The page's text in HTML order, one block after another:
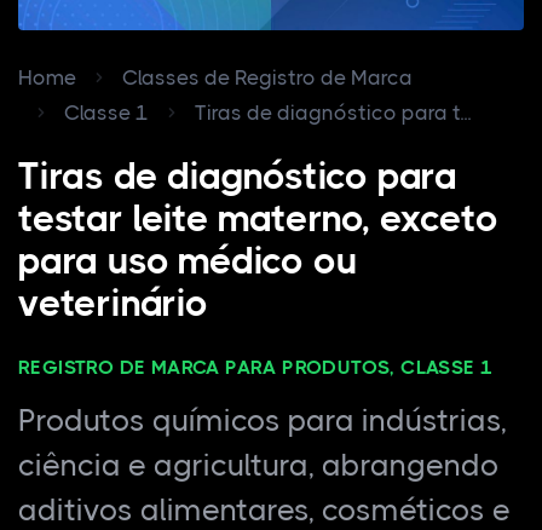
Home
Classes de Registro de Marca
Classe 1
Tiras de diagnóstico para t...
Tiras de diagnóstico para
testar leite materno, exceto
para uso médico ou
veterinário
REGISTRO DE MARCA PARA PRODUTOS, CLASSE 1
Produtos químicos para indústrias,
ciência e agricultura, abrangendo
aditivos alimentares, cosméticos e